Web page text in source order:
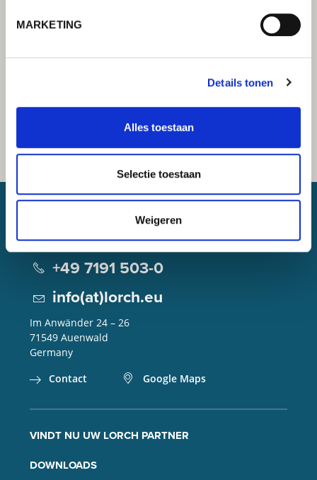
MARKETING
Details tonen
Alles toestaan
Selectie toestaan
Weigeren
Lorch Schweißtechnik GmbH
+49 7191 503-0
info(at)lorch.eu
Im Anwänder 24 – 26
71549 Auenwald
Germany
Contact
Google Maps
VINDT NU UW LORCH PARTNER
DOWNLOADS